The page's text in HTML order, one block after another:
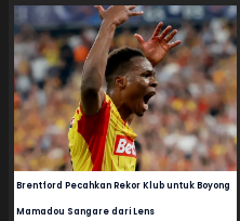
Brentford Pecahkan Rekor Klub untuk Boyong
Mamadou Sangare dari Lens